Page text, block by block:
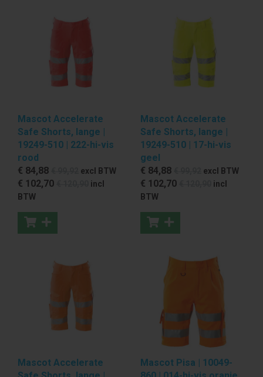
Mascot Accelerate
Safe Shorts, lange |
19249-510 | 222-hi-vis
rood
€ 84,88 excl BTW
€ 102,70
incl
BTW
Mascot Accelerate
Safe Shorts, lange |
19249-510 | 17-hi-vis
geel
€ 84,88 excl BTW
€ 102,70
incl
BTW
Mascot Accelerate
Mascot Pisa | 10049-